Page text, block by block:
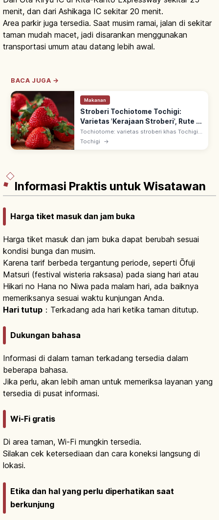
menit, dan dari Ashikaga IC sekitar 20 menit.
Area parkir juga tersedia. Saat musim ramai, jalan di sekitar
taman mudah macet, jadi disarankan menggunakan
transportasi umum atau datang lebih awal.
BACA JUGA →
Makanan
Stroberi Tochiotome Tochigi:
Varietas 'Kerajaan Stroberi', Rute &
Sorotan
Tochiotome: varietas stroberi khas Tochigi
yang terdaftar 1990-an. Keseimbangan
manis-asam, merah cerah & tekstur berair.
Tochigi →
Informasi Praktis untuk Wisatawan
Harga tiket masuk dan jam buka
Harga tiket masuk dan jam buka dapat berubah sesuai
kondisi bunga dan musim.
Karena tarif berbeda tergantung periode, seperti Ōfuji
Matsuri (festival wisteria raksasa) pada siang hari atau
Hikari no Hana no Niwa pada malam hari, ada baiknya
memeriksanya sesuai waktu kunjungan Anda.
Hari tutup ：Terkadang ada hari ketika taman ditutup.
Dukungan bahasa
Informasi di dalam taman terkadang tersedia dalam
beberapa bahasa.
Jika perlu, akan lebih aman untuk memeriksa layanan yang
tersedia di pusat informasi.
Wi-Fi gratis
Di area taman, Wi-Fi mungkin tersedia.
Silakan cek ketersediaan dan cara koneksi langsung di
lokasi.
Etika dan hal yang perlu diperhatikan saat
berkunjung